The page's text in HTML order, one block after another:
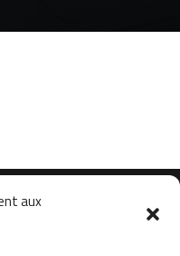
auxRéalisé par Design &